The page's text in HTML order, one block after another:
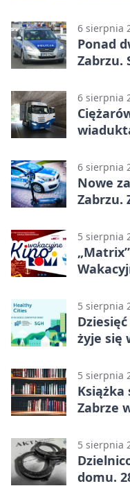
6 sierpnia
Ponad
Zabrzu.
6 sierpnia
6 sierpnia
Nowe
Zabrzu.
5 sierpnia
5 sierpnia
żyje się
5 sierpnia
Książka
Zabrze
5 sierpnia
domu.